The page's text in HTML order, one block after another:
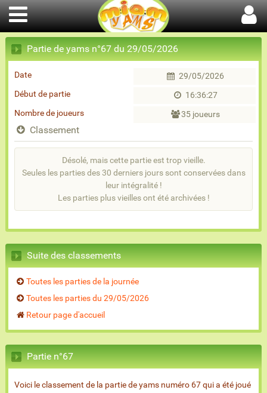
Partie de yams n°67 du 29/05/2026
Date
29/05/2026
Début de partie
16:36:27
Nombre de joueurs
35 joueurs
Classement
Désolé, mais cette partie est trop vieille.
Seules les parties des 30 derniers jours sont conservées dans
leur intégralité !
Les parties plus vieilles ont été archivées !
Suite des classements
Toutes les parties de la journée
Toutes les parties du 29/05/2026
Retour page d'accueil
Partie n°67
Voici le classement de la partie de yams numéro 67 qui a été joué